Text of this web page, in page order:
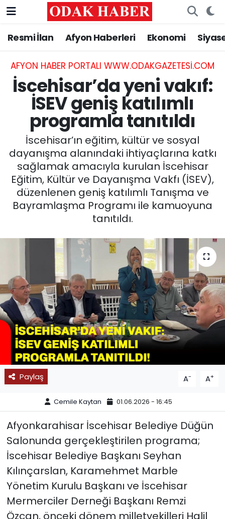
Resmi İlan Afyon Haberleri Ekonomi
AFYON HABER PORTALI WWW.ODAKGAZETESI.COM
İscehisar’da yeni vakıf:
İSEV geniş katılımlı
programla tanıtıldı
İscehisar’ın eğitim, kültür ve sosyal
dayanışma alanındaki ihtiyaçlarına katkı
sağlamak amacıyla kurulan İscehisar
Eğitim, Kültür ve Dayanışma Vakfı (İSEV),
düzenlenen geniş katılımlı Tanışma ve
Bayramlaşma Programı ile kamuoyuna
tanıtıldı.
Paylaş A- A+
Cemile Kaytan 01.06.2026 - 16:45
Afyonkarahisar İscehisar Belediye Düğün
Salonunda gerçekleştirilen programa;
İscehisar Belediye Başkanı Seyhan
Kılınçarslan, Karamehmet Marble
Yönetim Kurulu Başkanı ve İscehisar
Mermerciler Derneği Başkanı Remzi
Özcan, önceki dönem milletvekilleri Halil
AFYONKARAHİSAR HABERLERİ
Resmi İlan
ASAYİŞ
GÜNCEL
SİYASET
EĞİTİM
MAGAZİN
11:11 MANŞET
Nöbetçi Eczaneler
Hava Durumu
Trafik Durumu
Süper Lig Puan Durumu ve Fikstür
Tüm Manşetler
Son Dakika Haberleri
Haber Arşivi